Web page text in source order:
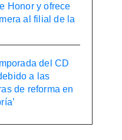
Honor y ofrece
al filial de la
del CD
a las
de reforma en